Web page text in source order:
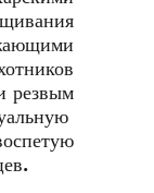
резвым